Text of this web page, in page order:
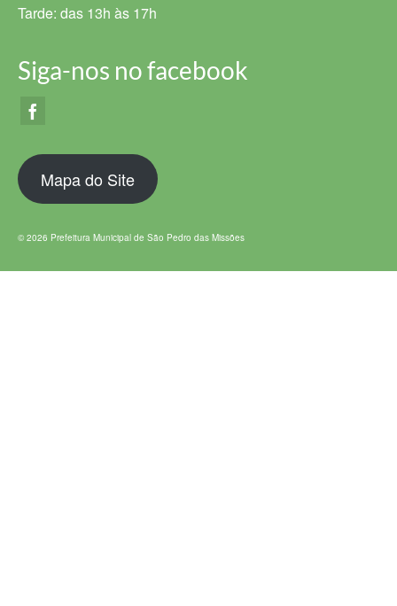
Tarde: das 13h às 17h
Siga-nos no facebook
Mapa do Site
© 2026 Prefeitura Municipal de São Pedro das Missões